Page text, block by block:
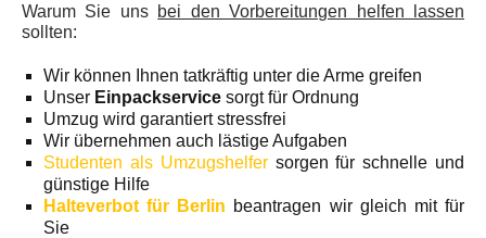
Warum Sie uns bei den Vorbereitungen helfen lassen
sollten:
Wir können Ihnen tatkräftig unter die Arme greifen
Unser Einpackservice sorgt für Ordnung
Umzug wird garantiert stressfrei
Wir übernehmen auch lästige Aufgaben
Studenten als Umzugshelfersorgen für schnelle und
günstige Hilfe
Halteverbot für Berlin beantragen wir gleich mit für
Sie